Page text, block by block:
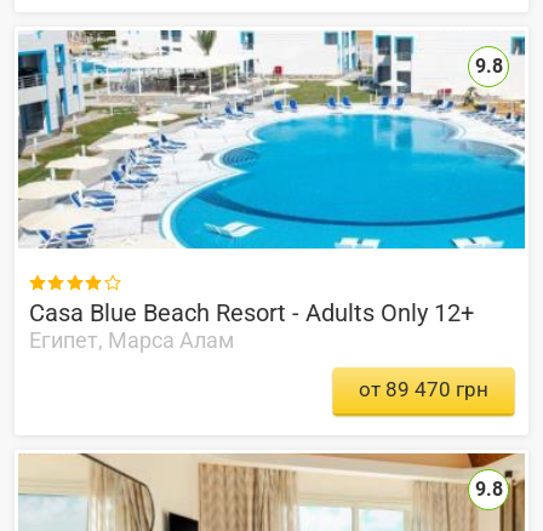

Casa Blue Beach Resort - Adults Only 12+
Египет, Марса Алам
9.8
от 89 470 грн
9.8